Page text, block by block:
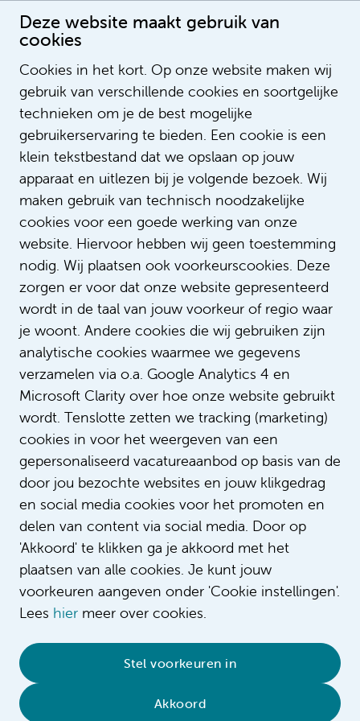
Deze website maakt gebruik van
cookies
Cookies in het kort. Op onze website maken wij
gebruik van verschillende cookies en soortgelijke
technieken om je de best mogelijke
gebruikerservaring te bieden. Een cookie is een
klein tekstbestand dat we opslaan op jouw
apparaat en uitlezen bij je volgende bezoek. Wij
maken gebruik van technisch noodzakelijke
cookies voor een goede werking van onze
website. Hiervoor hebben wij geen toestemming
nodig. Wij plaatsen ook voorkeurscookies. Deze
zorgen er voor dat onze website gepresenteerd
wordt in de taal van jouw voorkeur of regio waar
je woont. Andere cookies die wij gebruiken zijn
analytische cookies waarmee we gegevens
verzamelen via o.a. Google Analytics 4 en
Microsoft Clarity over hoe onze website gebruikt
wordt. Tenslotte zetten we tracking (marketing)
cookies in voor het weergeven van een
gepersonaliseerd vacatureaanbod op basis van de
door jou bezochte websites en jouw klikgedrag
en social media cookies voor het promoten en
delen van content via social media. Door op
'Akkoord' te klikken ga je akkoord met het
plaatsen van alle cookies. Je kunt jouw
voorkeuren aangeven onder 'Cookie instellingen'.
Lees hier meer over cookies.
Stel voorkeuren in
Akkoord
Cookieverklaring • Sitemap